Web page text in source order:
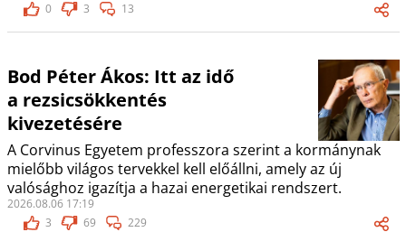
0
3 13
Bod Péter Ákos: Itt az idő
a rezsicsökkentés
kivezetésére
A Corvinus Egyetem professzora szerint a kormánynak
mielőbb világos tervekkel kell előállni, amely az új
valósághoz igazítja a hazai energetikai rendszert.
2026.08.06 17:19
3
69 229